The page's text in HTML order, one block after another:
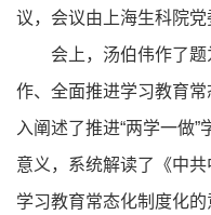
议，会议由上海生科院党
会上，汤伯伟作了题
作、全面推进学习教育
入阐述了推进“两学一做
意义，系统解读了《中
学习教育常态化制度化